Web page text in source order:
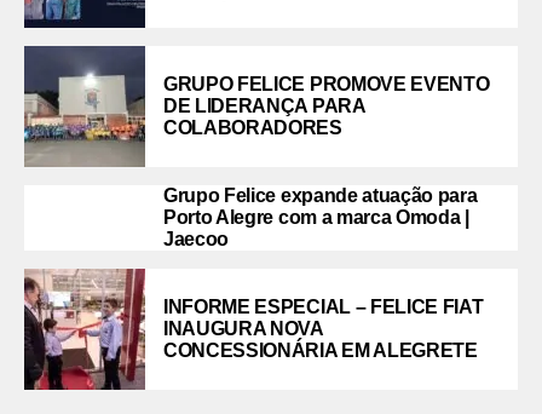
GRUPO FELICE PROMOVE EVENTO
DE LIDERANÇA PARA
COLABORADORES
Grupo Felice expande atuação para
Porto Alegre com a marca Omoda |
Jaecoo
INFORME ESPECIAL – FELICE FIAT
INAUGURA NOVA
CONCESSIONÁRIA EM ALEGRETE